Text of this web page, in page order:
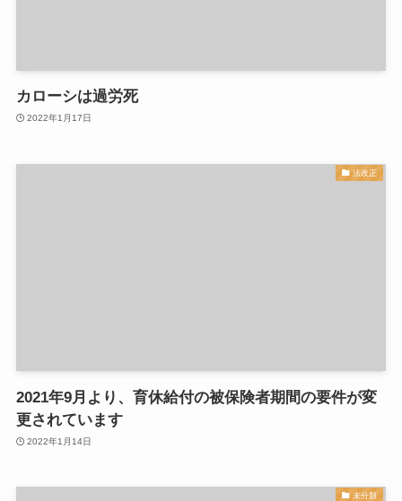
カローシは過労死
2022年1月17日
法改正
2021年9月より、育休給付の被保険者期間の要件が変
更されています
2022年1月14日
未分類